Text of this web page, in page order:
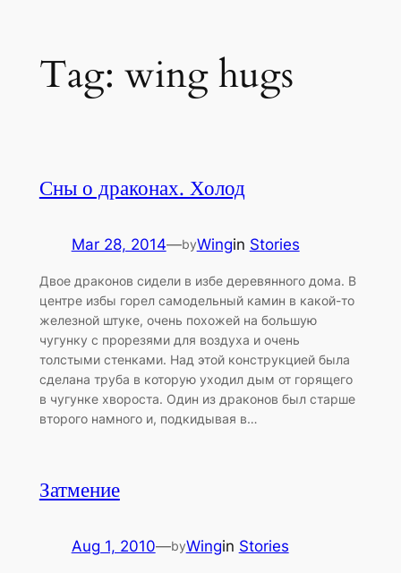
contentTag: wing hugs
Сны о драконах. Холод
Mar 28, 2014—byWingin Stories
Двое драконов сидели в избе деревянного дома. В
центре избы горел самодельный камин в какой-то
железной штуке, очень похожей на большую
чугунку с прорезями для воздуха и очень
толстыми стенками. Над этой конструкцией была
сделана труба в которую уходил дым от горящего
в чугунке хвороста. Один из драконов был старше
второго намного и, подкидывая в…
Затмение
Aug 1, 2010—byWingin Stories